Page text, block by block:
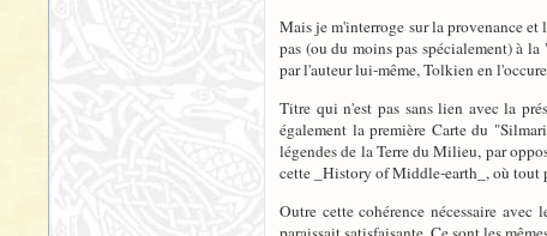
Mais je m'interroge sur la provenance
pas (ou du moins pas spécialement) à
par l'auteur lui-même, Tolkien en
Titre qui n'est pas sans lien avec la
également la première Carte du
légendes de la Terre du Milieu, par
cette _History of Middle-earth_, où tout
Outre cette cohérence nécessaire